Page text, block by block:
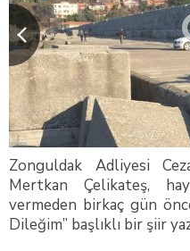
Zonguldak Adliyesi
Mertkan Çelikateş,
vermeden birkaç gün
Dileğim” başlıklı bir şiir